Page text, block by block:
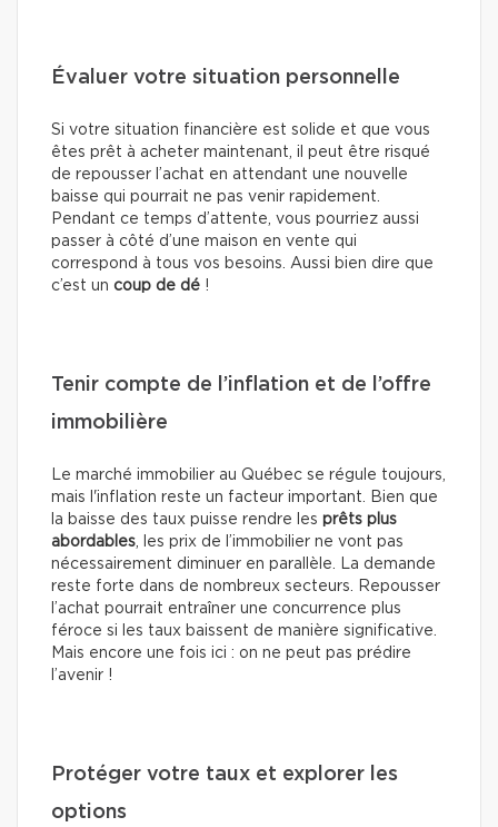
Évaluer votre situation personnelle
Si votre situation financière est solide et que vous
êtes prêt à acheter maintenant, il peut être risqué
de repousser l’achat en attendant une nouvelle
baisse qui pourrait ne pas venir rapidement.
Pendant ce temps d’attente, vous pourriez aussi
passer à côté d’une maison en vente qui
correspond à tous vos besoins. Aussi bien dire que
c’est un coup de dé !
Tenir compte de l’inflation et de l’offre
immobilière
Le marché immobilier au Québec se régule toujours,
mais l'inflation reste un facteur important. Bien que
la baisse des taux puisse rendre les prêts plus
abordables , les prix de l’immobilier ne vont pas
nécessairement diminuer en parallèle. La demande
reste forte dans de nombreux secteurs. Repousser
l’achat pourrait entraîner une concurrence plus
féroce si les taux baissent de manière significative.
Mais encore une fois ici : on ne peut pas prédire
l’avenir !
Protéger votre taux et explorer les
options